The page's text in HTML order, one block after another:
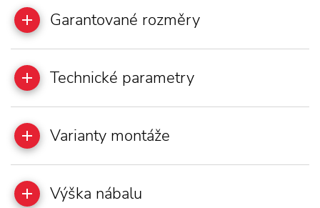
Garantované rozměry
Technické parametry
Varianty montáže
Výška nábalu